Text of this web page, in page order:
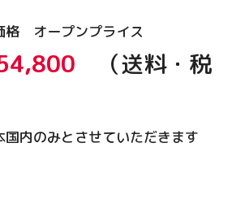
格 オープンプライス
（送料・税
内のみとさせていただきます